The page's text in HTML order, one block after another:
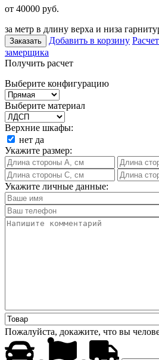
от 40000 руб.
за метр в длину верха и низа
Заказать Добавить в корзину
замерщика
Получить расчет
Выберите конфигурацию
Выберите материал
Верхние шкафы:
нет да
Укажите размер:
Укажите личные данные:
Пожалуйста, докажите, что вы